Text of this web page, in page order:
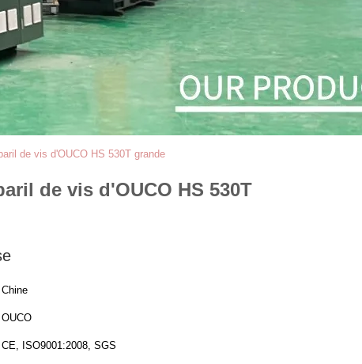
de vis d'OUCO HS 530T grande
de vis d'OUCO HS 530T
Chine
OUCO
CE, ISO9001:2008, SGS